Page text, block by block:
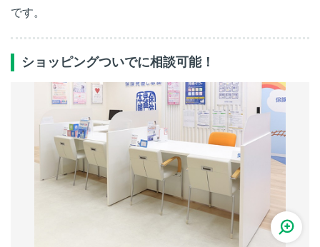
です。
ショッピングついでに相談可能！